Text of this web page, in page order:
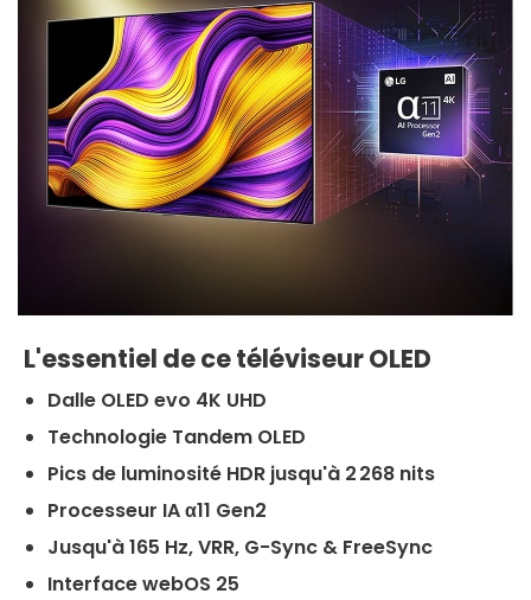
L'essentiel de ce téléviseur OLED
Dalle OLED evo 4K UHD
Technologie Tandem OLED
Pics de luminosité HDR jusqu'à 2 268 nits
Processeur IA α11 Gen2
Jusqu'à 165 Hz, VRR, G-Sync & FreeSync
Interface webOS 25